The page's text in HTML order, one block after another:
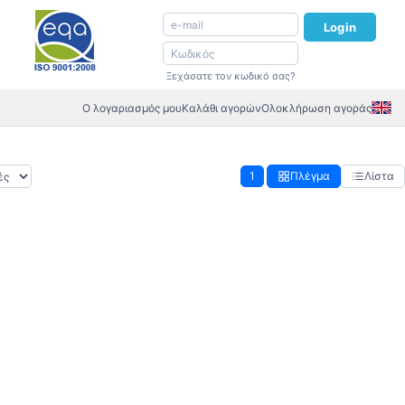
Login
Ξεχάσατε τον κωδικό σας?
Ο λογαριασμός μουΚαλάθι αγορώνΟλοκλήρωση αγοράς
1 Πλέγμα Λίστα